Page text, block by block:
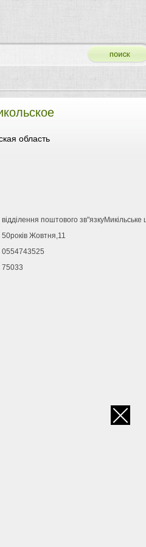
область
відділення поштового
50років Жовтня,11
0554743525
75033